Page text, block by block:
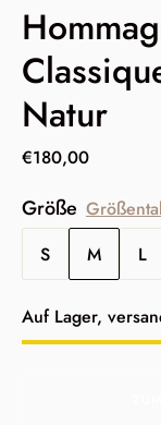
Natur
€180,00
Größe
S
M L
Lagerbestand
Auf Lager,